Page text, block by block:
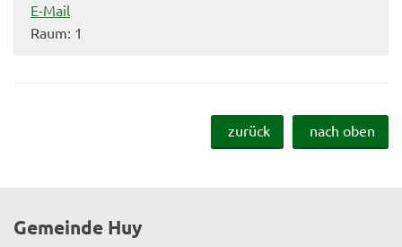
E-Mail
Raum: 1
zurück nach oben
Gemeinde Huy